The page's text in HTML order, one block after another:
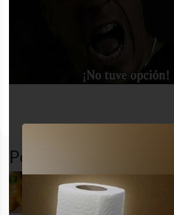
Popular en LVI
Zanahoria cósmica